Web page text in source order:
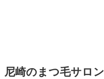
尼崎のまつ毛サロ